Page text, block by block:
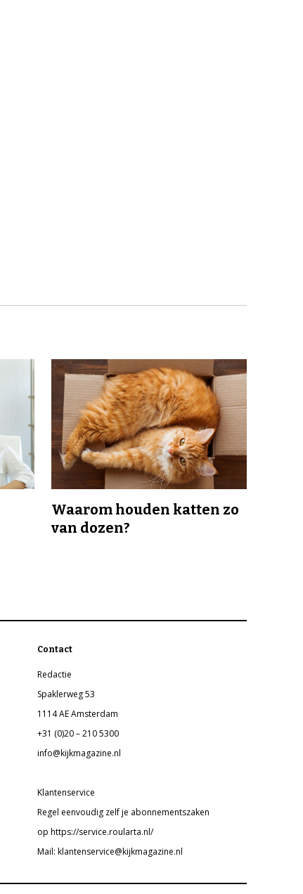
Waarom houden katten zo
van dozen?
Contact
Redactie
Spaklerweg 53
1114 AE Amsterdam
+31 (0)20 – 210 5300
info@kijkmagazine.nl
Klantenservice
Regel eenvoudig zelf je abonnementszaken
op https://service.roularta.nl/
Mail: klantenservice@kijkmagazine.nl